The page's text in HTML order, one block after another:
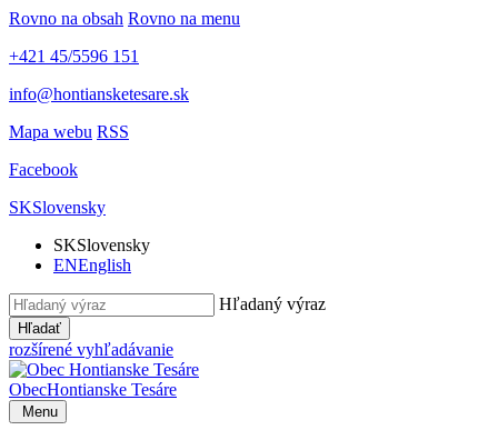
Rovno na obsah Rovno na menu
+421 45/5596 151
info@hontiansketesare.sk
Mapa webu RSS
Facebook
SKSlovensky
SKSlovensky
ENEnglish
Hľadaný výraz
Hľadať
rozšírené vyhľadávanie
ObecHontianske Tesáre
Menu